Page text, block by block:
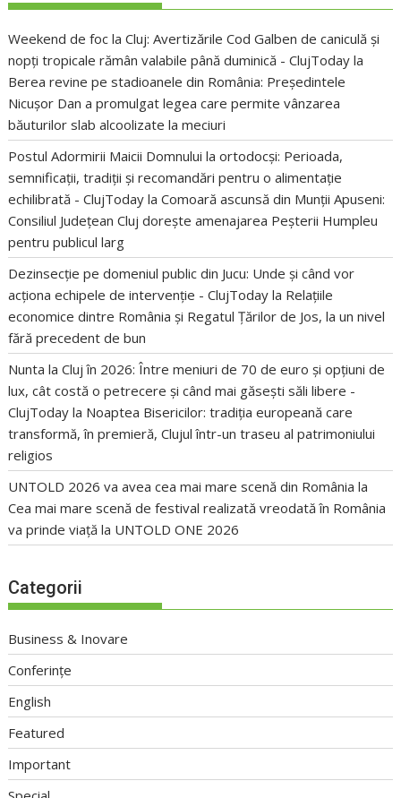
Weekend de foc la Cluj: Avertizările Cod Galben de caniculă și
nopți tropicale rămân valabile până duminică - ClujToday la
Berea revine pe stadioanele din România: Președintele
Nicușor Dan a promulgat legea care permite vânzarea
băuturilor slab alcoolizate la meciuri
Postul Adormirii Maicii Domnului la ortodocși: Perioada,
semnificații, tradiții și recomandări pentru o alimentație
echilibrată - ClujToday laComoară ascunsă din Munții Apuseni:
Consiliul Județean Cluj dorește amenajarea Peșterii Humpleu
pentru publicul larg
Dezinsecție pe domeniul public din Jucu: Unde și când vor
acționa echipele de intervenție - ClujToday la Relațiile
economice dintre România și Regatul Țărilor de Jos, la un nivel
fără precedent de bun
Nunta la Cluj în 2026: Între meniuri de 70 de euro și opțiuni de
lux, cât costă o petrecere și când mai găsești săli libere -
ClujToday la Noaptea Bisericilor: tradiția europeană care
transformă, în premieră, Clujul într-un traseu al patrimoniului
religios
UNTOLD 2026 va avea cea mai mare scenă din România la
Cea mai mare scenă de festival realizată vreodată în România
va prinde viață la UNTOLD ONE 2026
Categorii
Business & Inovare
Conferințe
English
Featured
Important